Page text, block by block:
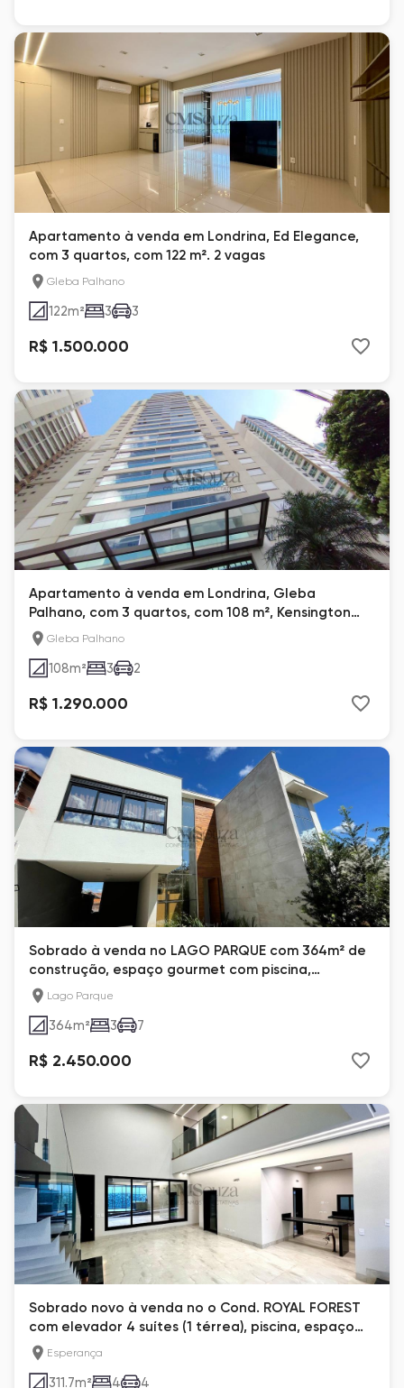
Apartamento à venda em Londrina, Ed Elegance,
com 3 quartos, com 122 m². 2 vagas
Gleba Palhano
122m² 3 3
R$ 1.500.000
Apartamento à venda em Londrina, Gleba
Palhano, com 3 quartos, com 108 m², Kensington
Gardens
Gleba Palhano
108m² 3 2
R$ 1.290.000
Sobrado à venda no LAGO PARQUE com 364m² de
construção, espaço gourmet com piscina,
escritório com várias salas execitivas em Londrina -
PR
Lago Parque
364m² 3 7
R$ 2.450.000
Sobrado novo à venda no o Cond. ROYAL FOREST
com elevador 4 suítes (1 térrea), piscina, espaço
gourmet - Londrina-Pr
Esperança
311.7m² 4 4